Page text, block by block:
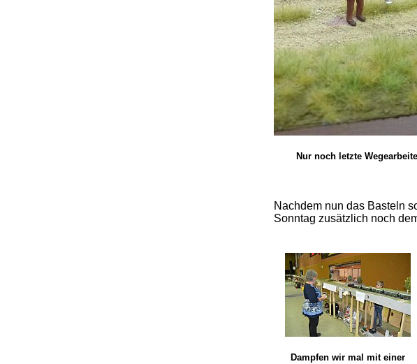
Nur noch letzte
Nachdem nun das Basteln
Sonntag zusätzlich noch
Dampfen wir mal mit einer